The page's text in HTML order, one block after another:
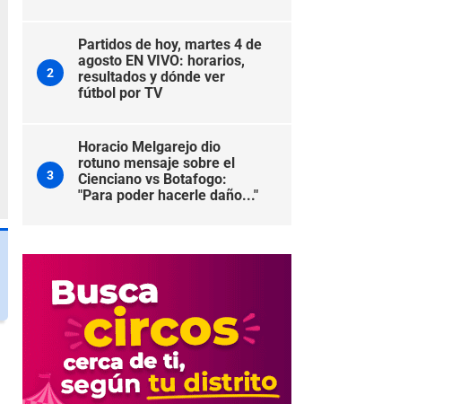
2
Partidos de hoy, martes 4 de
agosto EN VIVO: horarios,
resultados y dónde ver
fútbol por TV
3
Horacio Melgarejo dio
rotuno mensaje sobre el
Cienciano vs Botafogo:
"Para poder hacerle daño..."